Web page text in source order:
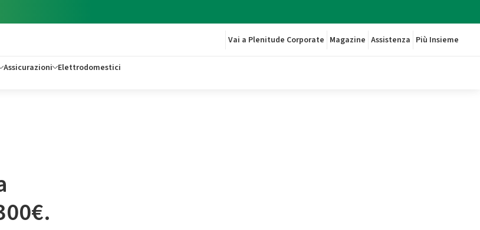
Assicurazioni Elettrodomestici
Vai a Plenitude Corporate Magazine Assistenza Più Insieme